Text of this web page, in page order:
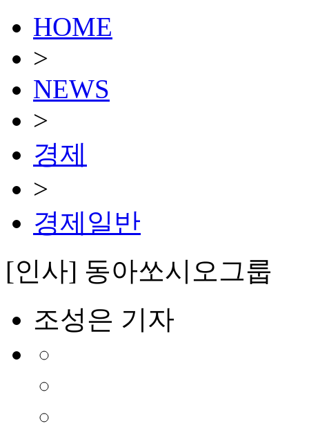
HOME
>
NEWS
>
경제
>
경제일반
[인사] 동아쏘시오그룹
조성은 기자